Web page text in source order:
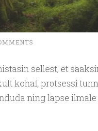
sellest, et
kohal, protsessi
ning lapse